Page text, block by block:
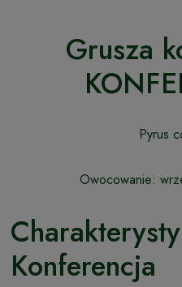
Grusza
Pyrus
Owocowanie:
Konferencja